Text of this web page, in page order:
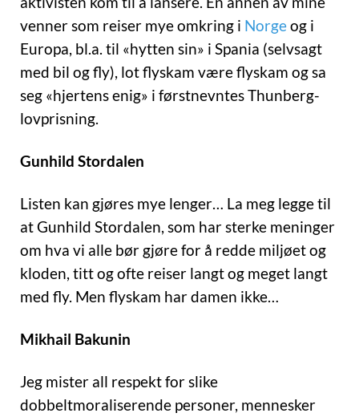
venner som reiser mye omkring i Norgeog i
Europa, bl.a. til «hytten sin» i Spania (selvsagt
med bil og fly), lot flyskam være flyskam og sa
seg «hjertens enig» i førstnevntes Thunberg-
lovprisning.
Gunhild Stordalen
Listen kan gjøres mye lenger… La meg legge til
at Gunhild Stordalen, som har sterke meninger
om hva vi alle bør gjøre for å redde miljøet og
kloden, titt og ofte reiser langt og meget langt
med fly. Men flyskam har damen ikke…
Mikhail Bakunin
Jeg mister all respekt for slike
dobbeltmoraliserende personer, mennesker